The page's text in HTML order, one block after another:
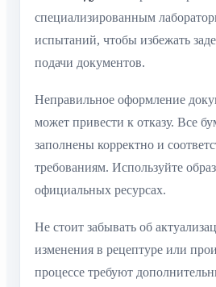
специализированным
испытаний, чтобы избежать
подачи документов.
Неправильное оформление
может привести к отказу. Все
заполнены корректно и
требованиям. Используйте
официальных ресурсах.
Не стоит забывать об
изменения в рецептуре или
процессе требуют